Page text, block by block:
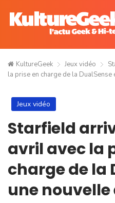
KultureGeek Jeux vidéo
la prise en charge de la
Jeux vidéo
Starfield
avril avec la
charge de la
une